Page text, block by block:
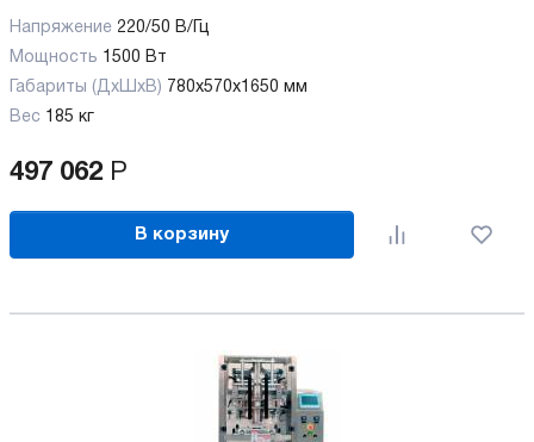
Напряжение 220/50 В/Гц
Мощность 1500 Вт
Габариты (ДхШхВ) 780х570х1650 мм
Вес 185 кг
497 062 Р
В корзину